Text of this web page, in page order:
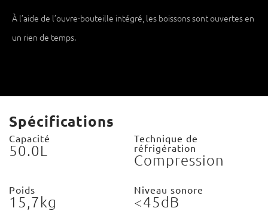
À l’aide de l’ouvre-bouteille intégré, les boissons sont ouvertes en
un rien de temps.
Spécifications
Capacité
50.0L
Technique de
réfrigération
Compression
Poids
15,7kg
Niveau sonore
<45dB